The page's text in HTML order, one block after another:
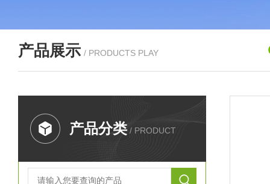
产品展示 / PRODUCTS PLAY
产品分类 / PRODUCT